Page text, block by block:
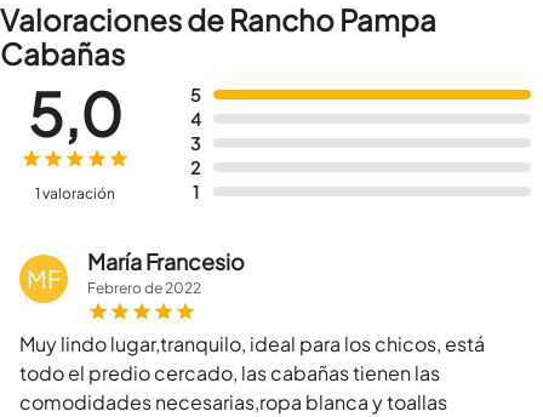
Valoraciones de Rancho Pampa
Cabañas
5
4
3
2
1
5,0
1 valoración
MF
María Francesio
Febrerode2022
Muy lindo lugar,tranquilo, ideal para los chicos, está
todo el predio cercado, las cabañas tienen las
comodidades necesarias,ropa blanca y toallas